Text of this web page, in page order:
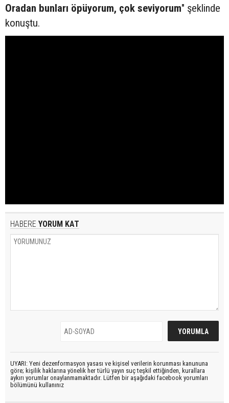
Oradan bunları öpüyorum, çok seviyorum" şeklinde
konuştu.
HABERE YORUM KAT
UYARI: Yeni dezenformasyon yasası ve kişisel verilerin korunması kanununa
göre; kişilik haklarına yönelik her türlü yayın suç teşkil ettiğinden, kurallara
aykırı yorumlar onaylanmamaktadır. Lütfen bir aşağıdaki facebook yorumları
bölümünü kullanınız